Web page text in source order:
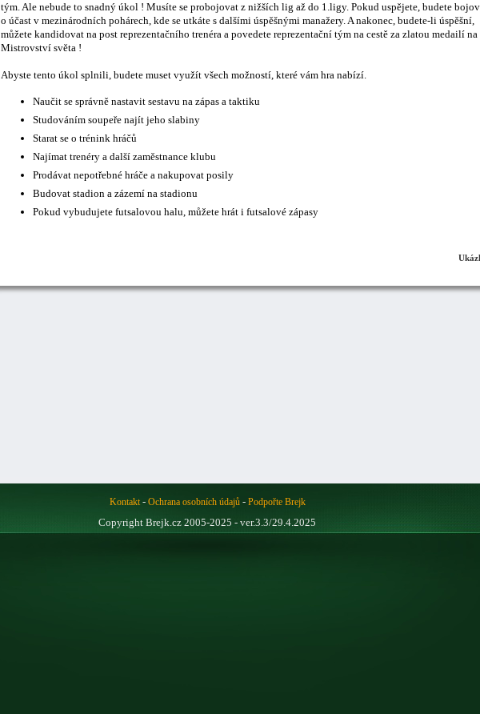
tým. Ale nebude to snadný úkol ! Musíte se probojovat z nižších lig až do 1.ligy. Pokud uspějete, budete
o účast v mezinárodních pohárech, kde se utkáte s dalšími úspěšnými manažery. A nakonec, budete-li úspěšní,
můžete kandidovat na post reprezentačního trenéra a povedete reprezentační tým na cestě za zlatou medailí na
Mistrovství světa !
Abyste tento úkol splnili, budete muset využít všech možností, které vám hra nabízí.
Naučit se správně nastavit sestavu na zápas a taktiku
Studováním soupeře najít jeho slabiny
Starat se o trénink hráčů
Najímat trenéry a další zaměstnance klubu
Prodávat nepotřebné hráče a nakupovat posily
Budovat stadion a zázemí na stadionu
Pokud vybudujete futsalovou halu, můžete hrát i futsalové zápasy
Kontakt- Ochrana osobních údajů- Podpořte Brejk
Copyright Brejk.cz 2005-2025 - ver.3.3/29.4.2025